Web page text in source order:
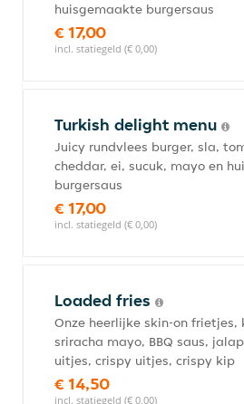
huisgemaakte burgersaus
€ 17,00
incl. statiegeld (€ 0,00)
Turkish delight menu
Juicy rundvlees burger, sla,
cheddar, ei, sucuk, mayo en
burgersaus
€ 17,00
incl. statiegeld (€ 0,00)
Loaded fries
Onze heerlijke skin-on frietjes,
sriracha mayo, BBQ saus,
uitjes, crispy uitjes, crispy kip
€ 14,50
incl. statiegeld (€ 0,00)